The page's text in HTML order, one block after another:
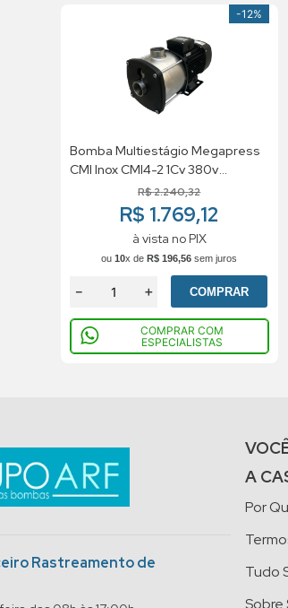
-12%
Bomba Multiestágio Megapress
CMI Inox CMI4-2 1Cv 380v
R$2.240,32
R$ 1.769,12
à vista no PIX
ou10x de R$ 196,56 sem juros
＋
－ COMPRAR
COMPRAR COM
ESPECIALISTAS
Rastreamento de
A
Por
Tudo
Sobre